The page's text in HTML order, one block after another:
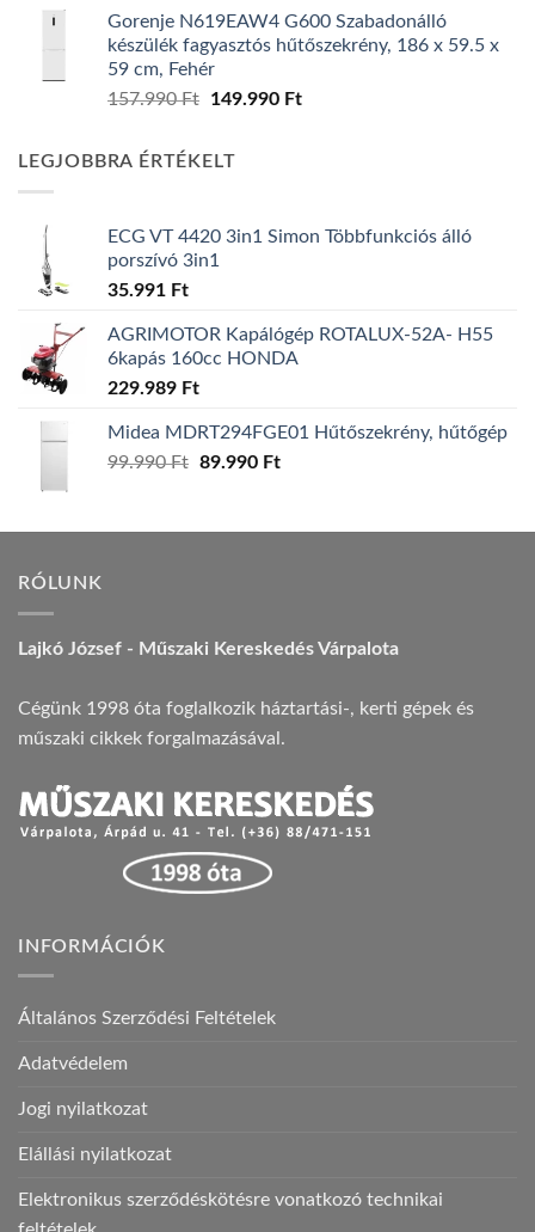
was:
139.990 Ft.
is:
119.990 Ft.
Gorenje N619EAW4 G600 Szabadonálló
készülék fagyasztós hűtőszekrény, 186 x 59.5 x
59 cm, Fehér
157.990Ft
Original
157.990 Ft.
149.990 FtCurrent
LEGJOBBRA ÉRTÉKELT
ECG VT 4420 3in1 Simon Többfunkciós álló
porszívó 3in1
35.991 Ft
AGRIMOTOR Kapálógép ROTALUX-52A- H55
6kapás 160cc HONDA
229.989 Ft
Midea MDRT294FGE01 Hűtőszekrény, hűtőgép
99.990Ft Original
99.990 Ft.
89.990 FtCurrent
89.990 Ft.
RÓLUNK
Lajkó József - Műszaki Kereskedés Várpalota
Cégünk 1998 óta foglalkozik háztartási-, kerti gépek és
műszaki cikkek forgalmazásával.
INFORMÁCIÓK
Általános Szerződési Feltételek
Adatvédelem
Jogi nyilatkozat
Elállási nyilatkozat
Elektronikus szerződéskötésre vonatkozó technikai